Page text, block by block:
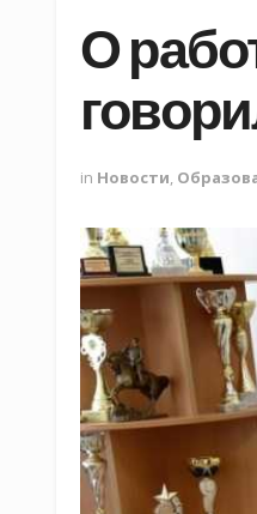
О
in Новости